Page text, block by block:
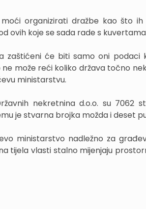
organizirati dražbe kao što ih
ovih koje se sada rade s
zaštićeni će biti samo oni podaci
može reći koliko država točno
ministarstvu.
nekretnina d.o.o. su 7062
je stvarna brojka možda i deset
ministarstvo nadležno za
tijela vlasti stalno mijenjaju